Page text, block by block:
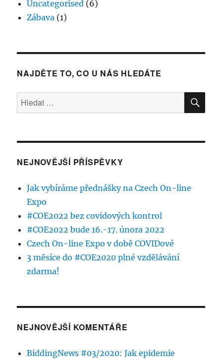
Uncategorised (6)
Zábava (1)
NAJDĚTE TO, CO U NÁS HLEDÁTE
Hledat:
NEJNOVĚJŠÍ PŘÍSPĚVKY
Jak vybíráme přednášky na Czech On-line
Expo
#COE2022 bez covidových kontrol
#COE2022 bude 16.-17. února 2022
Czech On-line Expo v době COVIDové
3 měsíce do #COE2020 plné vzdělávání
zdarma!
NEJNOVĚJŠÍ KOMENTÁŘE
BiddingNews #03/2020: Jak epidemie